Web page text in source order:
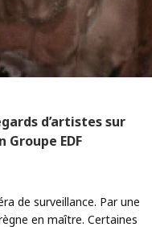
d’artistes sur
EDF
de surveillance. Par une
en maître. Certaines